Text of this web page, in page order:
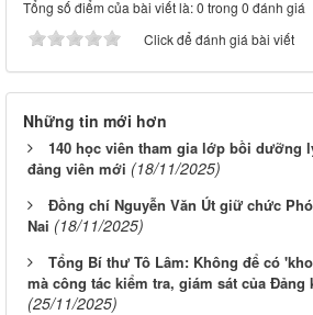
Tổng số điểm của bài viết là: 0 trong 0 đánh giá
Click để đánh giá bài viết
Những tin mới hơn
140 học viên tham gia lớp bồi dưỡng
đảng viên mới (18/11/2025)
Đồng chí Nguyễn Văn Út giữ chức
Nai (18/11/2025)
Tổng Bí thư Tô Lâm: Không để có
mà công tác kiểm tra, giám sát của
(25/11/2025)